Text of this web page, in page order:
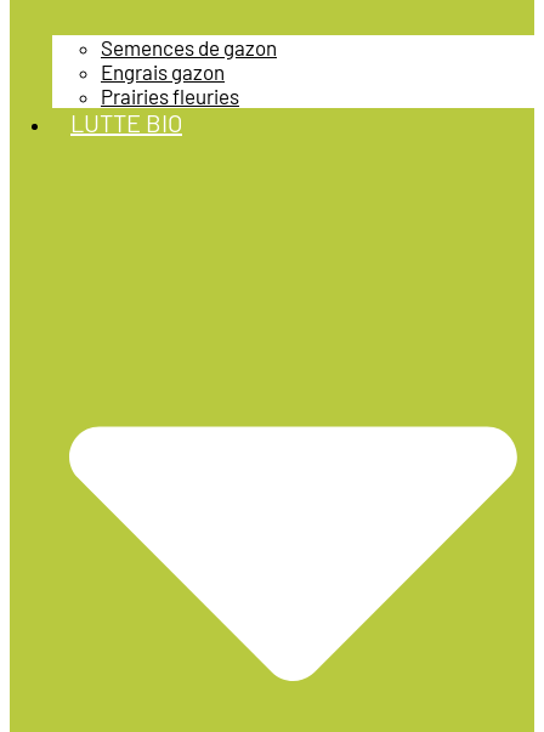
Semences de gazon
Engrais gazon
Prairies fleuries
LUTTE BIO